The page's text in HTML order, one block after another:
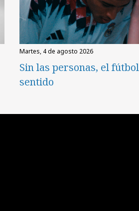
martes, 4 de agosto 2026
Sin las personas, el
sentido